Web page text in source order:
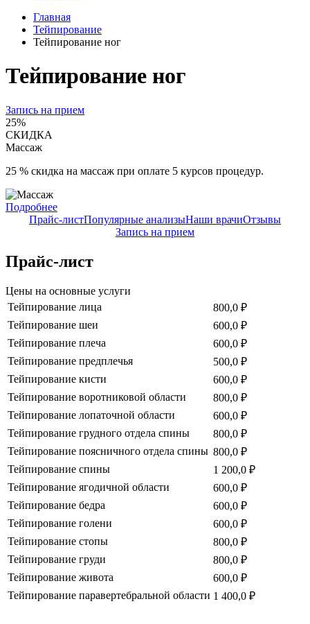
Главная
Тейпирование
Тейпирование ног
Тейпирование ног
Запись на прием
25%
СКИДКА
Массаж
25 % скидка на массаж при оплате 5 курсов процедур.
Подробнее
Прайс-листПопулярные анализыНаши врачиОтзывы
Запись на прием
Прайс-лист
Цены на основные услуги
Тейпирование лица
800,0 ₽
Тейпирование шеи
600,0 ₽
Тейпирование плеча
600,0 ₽
Тейпирование предплечья
500,0 ₽
Тейпирование кисти
600,0 ₽
Тейпирование воротниковой области
800,0 ₽
Тейпирование лопаточной области
600,0 ₽
Тейпирование грудного отдела спины
800,0 ₽
Тейпирование поясничного отдела спины 800,0 ₽
Тейпирование спины
1 200,0 ₽
Тейпирование ягодичной области
600,0 ₽
Тейпирование бедра
600,0 ₽
Тейпирование голени
600,0 ₽
Тейпирование стопы
800,0 ₽
Тейпирование груди
800,0 ₽
Тейпирование живота
600,0 ₽
Тейпирование паравертебральной области 1 400,0 ₽